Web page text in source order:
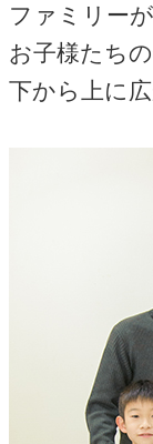
ファミリー
お子様たち
下から上に